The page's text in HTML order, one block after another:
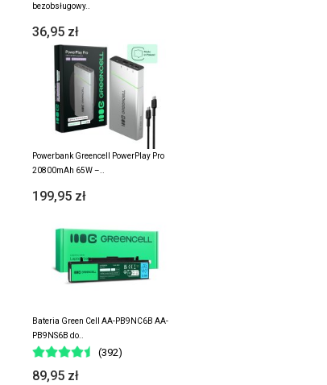
bezobsługowy..
36,95 zł
Powerbank Greencell PowerPlay Pro
20800mAh 65W –..
199,95 zł
Bateria Green Cell AA-PB9NC6B AA-
PB9NS6B do..
(392)
89,95 zł